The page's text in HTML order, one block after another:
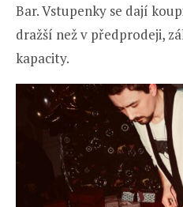
Bar. Vstupenky se dají
dražší než v předprodeji,
kapacity.